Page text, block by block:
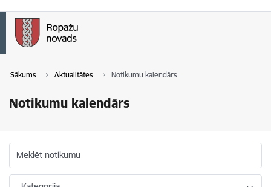
Sākums Aktualitātes Notikumu kalendārs
Notikumu kalendārs
Meklēt notikumu